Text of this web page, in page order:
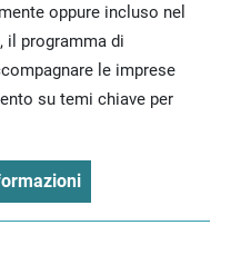
oppure incluso nel
il programma di
le imprese
su temi chiave per